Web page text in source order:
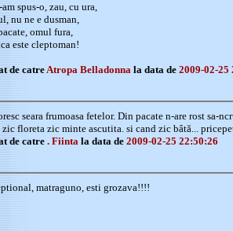
spus-o, zau, cu ura,
nu ne e dusman,
omul fura,
este cleptoman!
de catreAtropa Belladonna la data de 2009-02-25
seara frumoasa fetelor. Din pacate n-are rost sa-
zic floreta zic minte ascutita. si cand zic bâtă...
de catre . Fiinta la data de 2009-02-25 22:50:26
matraguno, esti grozava!!!!